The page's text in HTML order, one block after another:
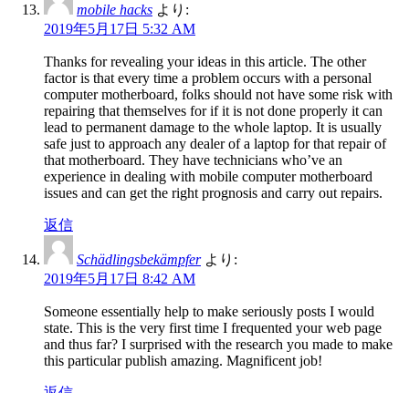
mobile hacks より:
2019年5月17日 5:32 AM
Thanks for revealing your ideas in this article. The other
factor is that every time a problem occurs with a personal
computer motherboard, folks should not have some risk with
repairing that themselves for if it is not done properly it can
lead to permanent damage to the whole laptop. It is usually
safe just to approach any dealer of a laptop for that repair of
that motherboard. They have technicians who’ve an
experience in dealing with mobile computer motherboard
issues and can get the right prognosis and carry out repairs.
返信
Schädlingsbekämpfer より:
2019年5月17日 8:42 AM
Someone essentially help to make seriously posts I would
state. This is the very first time I frequented your web page
and thus far? I surprised with the research you made to make
this particular publish amazing. Magnificent job!